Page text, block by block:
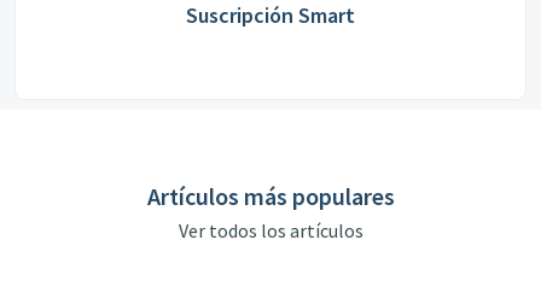
Suscripción Smart
Artículos más populares
Ver todos los artículos